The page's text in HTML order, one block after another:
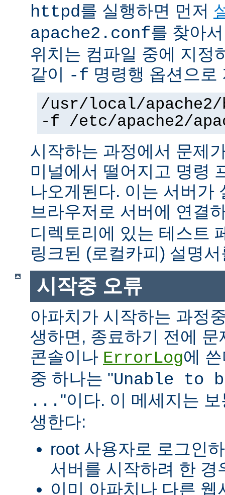
httpd를 실행하면 먼저
apache2.conf를 찾아
위치는 컴파일 중에 지정
같이 -f 명령행 옵션으로
/usr/local/
-f /etc/apache2/
시작하는 과정에서 문제
미널에서 떨어지고 명령
나오게된다. 이는 서버가
브라우저로 서버에 연결
디렉토리에 있는 테스트
링크된 (로컬카피) 설명
시작중 오류
아파치가 시작하는 과정
생하면, 종료하기 전에
콘솔이나 ErrorLog에
중 하나는 "Unable to
... "이다. 이 메세지는
생한다:
root 사용자로 로그인
서버를 시작하려 한 경
이미 아파치나 다른